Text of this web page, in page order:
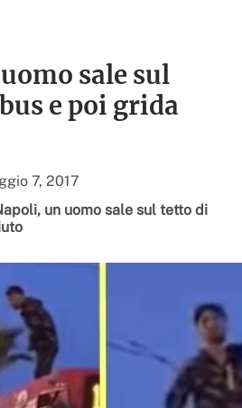
sale sul
e poi grida
7, 2017
un uomo sale sul tetto di